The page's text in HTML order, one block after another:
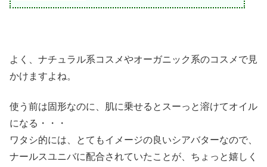
よく、ナチュラル系コスメやオーガニック系のコスメで見
かけますよね。
使う前は固形なのに、肌に乗せるとスーっと溶けてオイル
になる・・・
ワタシ的には、とてもイメージの良いシアバターなので、
ナールスユニバに配合されていたことが、ちょっと嬉しく